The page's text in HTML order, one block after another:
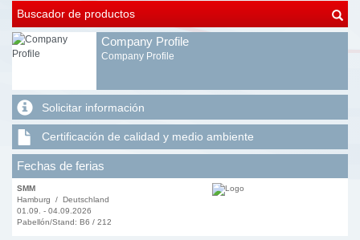
Buscador de productos
Company Profile
Company Profile
Solicitar información
Certificación de calidad y medio ambiente
Fechas de ferias
SMM
Hamburg / Deutschland
01.09. - 04.09.2026
Pabellón/Stand: B6 / 212